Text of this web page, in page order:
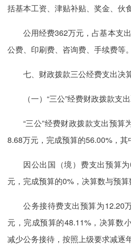
括基本工资、津贴补贴、奖金、伙
公用经费362万元，占基本支
公费、印刷费、咨询费、手续费等。
七、财政拨款三公经费支出决
（一）“三公”经费财政拨款支
“三公”经费财政拨款支出预算
8.68万元，完成预算的56.00%，其
因公出国（境）费支出预算
元，完成预算的0%，决算数与预算
公务接待费支出预算为12.20
元，完成预算的48.11%，决算数
减少公务接待，按照上级要求减逐